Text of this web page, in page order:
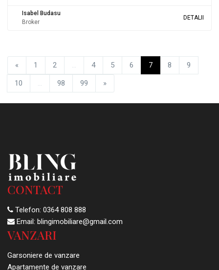
Isabel Budasu
Broker
DETALII
« 1 2 ... 4 5 6 7 8 9
10 ... 98 99 »
CONTACT
Telefon: 0364 808 888
Email: blingimobiliare@gmail.com
VANZARI
Garsoniere de vanzare
Apartamente de vanzare